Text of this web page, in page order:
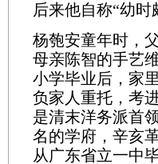
后来他自称“幼
杨匏安童年时，
母亲陈智的手艺
小学毕业后，家
负家人重托，考
是清末洋务派首
名的学府，辛亥
从广东省立一中